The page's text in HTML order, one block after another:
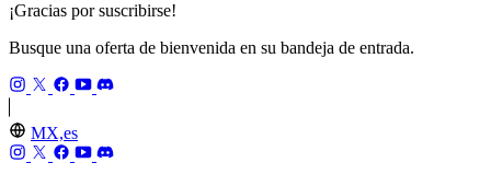
¡Gracias por suscribirse!
Busque una oferta de bienvenida en su bandeja de entrada.
MX,es